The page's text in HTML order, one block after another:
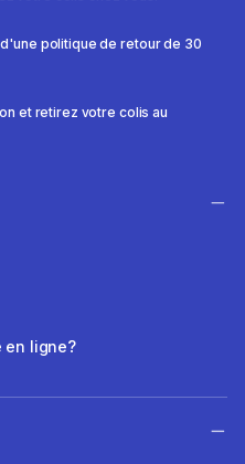
politique de retour de 30
et retirez votre colis au
en ligne?